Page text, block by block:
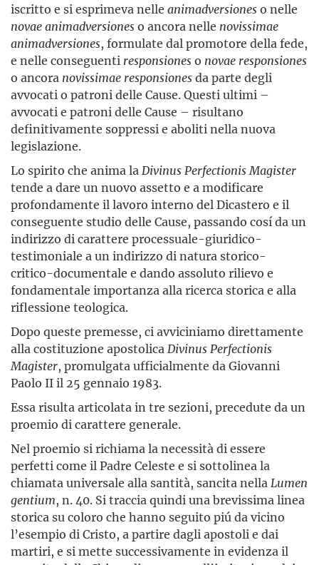
iscritto e si esprimeva nelle animadversioneso nelle
novae animadversioneso ancora nelle novissimae
animadversiones, formulate dal promotore della fede,
e nelle conseguenti responsioneso novae responsiones
o ancora novissimae responsionesda parte degli
avvocati o patroni delle Cause. Questi ultimi –
avvocati e patroni delle Cause – risultano
definitivamente soppressi e aboliti nella nuova
legislazione.
Lo spirito che anima la Divinus Perfectionis Magister
tende a dare un nuovo assetto e a modificare
profondamente il lavoro interno del Dicastero e il
conseguente studio delle Cause, passando cosí da un
indirizzo di carattere processuale-giuridico-
testimoniale a un indirizzo di natura storico-
critico-documentale e dando assoluto rilievo e
fondamentale importanza alla ricerca storica e alla
riflessione teologica.
Dopo queste premesse, ci avviciniamo direttamente
alla costituzione apostolica Divinus Perfectionis
Magister, promulgata ufficialmente da Giovanni
Paolo II il 25 gennaio 1983.
Essa risulta articolata in tre sezioni, precedute da un
proemio di carattere generale.
Nel proemio si richiama la necessità di essere
perfetti come il Padre Celeste e si sottolinea la
chiamata universale alla santità, sancita nella Lumen
gentium, n. 40. Si traccia quindi una brevissima linea
storica su coloro che hanno seguito piú da vicino
l’esempio di Cristo, a partire dagli apostoli e dai
martiri, e si mette successivamente in evidenza il